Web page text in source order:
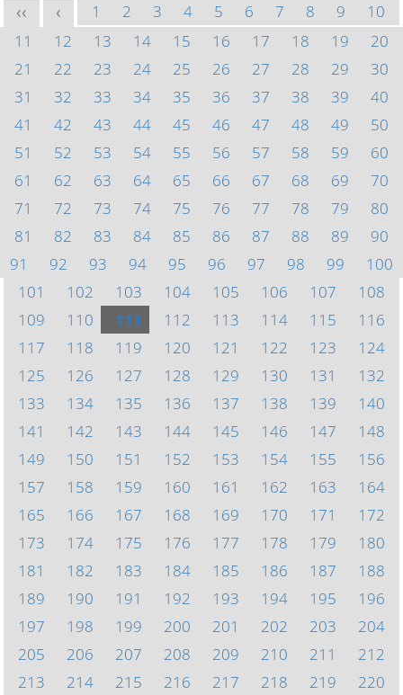
<< < 1 2 3 4 5 6 7 8 9
10
11
12 13 14 15 16 17 18 19
20
21
22 23 24 25 26 27 28 29
30
31
32 33 34 35 36 37 38 39
40
41
42 43 44 45 46 47 48 49
50
51
52 53 54 55 56 57 58 59
60
61
62 63 64 65 66 67 68 69
70
71
72 73 74 75 76 77 78 79
80
81
82 83 84 85 86 87 88 89
90
91
92 93 94 95 96 97 98 99
100
101
102 103 104 105 106 107
108
109
110 111 112 113 114 115
116
117
118 119 120 121 122 123
124
125
126 127 128 129 130 131
132
133
134 135 136 137 138 139
140
141
142 143 144 145 146 147
148
149
150 151 152 153 154 155
156
157
158 159 160 161 162 163
164
165
166 167 168 169 170 171
172
173
174 175 176 177 178 179
180
181
182 183 184 185 186 187
188
189
190 191 192 193 194 195
196
197
198 199 200 201 202 203
204
205
206 207 208 209 210 211
212
213
214 215 216 217 218 219 220